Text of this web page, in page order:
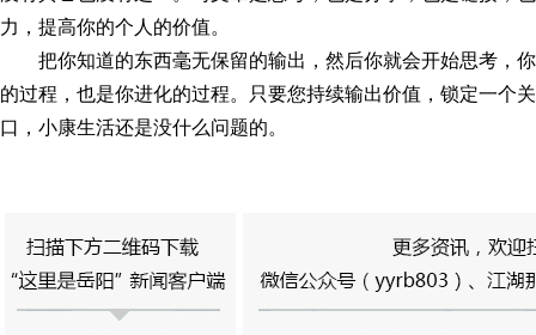
力，提高你的个人的价值。
把你知道的东西毫无保留的输出，然后你就会开始思考，
的过程，也是你进化的过程。只要您持续输出价值，锁定一个
口，小康生活还是没什么问题的。